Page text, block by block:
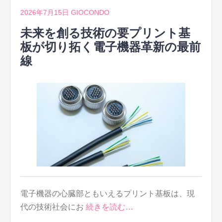
2026年7月15日 GIOCONDO
未来を創る技術の要プリント基
板が切り拓く電子機器革新の最前
線
電子機器の心臓部ともいえるプリント基板は、現
代の技術社会にお 続きを読む…